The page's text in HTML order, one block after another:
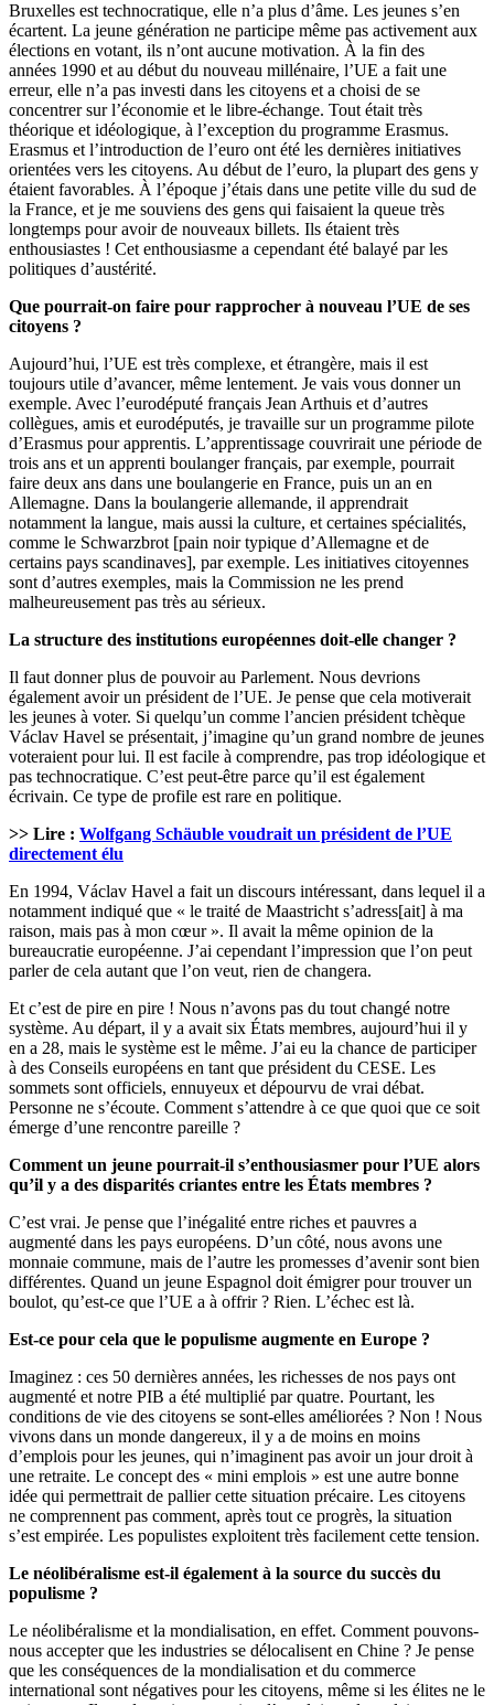
Bruxelles est technocratique, elle n’a plus d’âme. Les jeunes s’en
écartent. La jeune génération ne participe même pas activement aux
élections en votant, ils n’ont aucune motivation. À la fin des
années 1990 et au début du nouveau millénaire, l’UE a fait une
erreur, elle n’a pas investi dans les citoyens et a choisi de se
concentrer sur l’économie et le libre-échange. Tout était très
théorique et idéologique, à l’exception du programme Erasmus.
Erasmus et l’introduction de l’euro ont été les dernières initiatives
orientées vers les citoyens. Au début de l’euro, la plupart des gens y
étaient favorables. À l’époque j’étais dans une petite ville du sud de
la France, et je me souviens des gens qui faisaient la queue très
longtemps pour avoir de nouveaux billets. Ils étaient très
enthousiastes ! Cet enthousiasme a cependant été balayé par les
politiques d’austérité.
Que pourrait-on faire pour rapprocher à nouveau l’UE de ses
citoyens ?
Aujourd’hui, l’UE est très complexe, et étrangère, mais il est
toujours utile d’avancer, même lentement. Je vais vous donner un
exemple. Avec l’eurodéputé français Jean Arthuis et d’autres
collègues, amis et eurodéputés, je travaille sur un programme pilote
d’Erasmus pour apprentis. L’apprentissage couvrirait une période de
trois ans et un apprenti boulanger français, par exemple, pourrait
faire deux ans dans une boulangerie en France, puis un an en
Allemagne. Dans la boulangerie allemande, il apprendrait
notamment la langue, mais aussi la culture, et certaines spécialités,
comme le Schwarzbrot [pain noir typique d’Allemagne et de
certains pays scandinaves], par exemple. Les initiatives citoyennes
sont d’autres exemples, mais la Commission ne les prend
malheureusement pas très au sérieux.
La structure des institutions européennes doit-elle changer ?
Il faut donner plus de pouvoir au Parlement. Nous devrions
également avoir un président de l’UE. Je pense que cela motiverait
les jeunes à voter. Si quelqu’un comme l’ancien président tchèque
Václav Havel se présentait, j’imagine qu’un grand nombre de jeunes
voteraient pour lui. Il est facile à comprendre, pas trop idéologique et
pas technocratique. C’est peut-être parce qu’il est également
écrivain. Ce type de profile est rare en politique.
>> Lire : Wolfgang Schäuble voudrait un président de l’UE
directement élu
En 1994, Václav Havel a fait un discours intéressant, dans lequel il a
notamment indiqué que « le traité de Maastricht s’adress[ait] à ma
raison, mais pas à mon cœur ». Il avait la même opinion de la
bureaucratie européenne. J’ai cependant l’impression que l’on peut
parler de cela autant que l’on veut, rien de changera.
Et c’est de pire en pire ! Nous n’avons pas du tout changé notre
système. Au départ, il y a avait six États membres, aujourd’hui il y
en a 28, mais le système est le même. J’ai eu la chance de participer
à des Conseils européens en tant que président du CESE. Les
sommets sont officiels, ennuyeux et dépourvu de vrai débat.
Personne ne s’écoute. Comment s’attendre à ce que quoi que ce soit
émerge d’une rencontre pareille ?
Comment un jeune pourrait-il s’enthousiasmer pour l’UE alors
qu’il y a des disparités criantes entre les États membres ?
C’est vrai. Je pense que l’inégalité entre riches et pauvres a
augmenté dans les pays européens. D’un côté, nous avons une
monnaie commune, mais de l’autre les promesses d’avenir sont bien
différentes. Quand un jeune Espagnol doit émigrer pour trouver un
boulot, qu’est-ce que l’UE a à offrir ? Rien. L’échec est là.
Est-ce pour cela que le populisme augmente en Europe ?
Imaginez : ces 50 dernières années, les richesses de nos pays ont
augmenté et notre PIB a été multiplié par quatre. Pourtant, les
conditions de vie des citoyens se sont-elles améliorées ? Non ! Nous
vivons dans un monde dangereux, il y a de moins en moins
d’emplois pour les jeunes, qui n’imaginent pas avoir un jour droit à
une retraite. Le concept des « mini emplois » est une autre bonne
idée qui permettrait de pallier cette situation précaire. Les citoyens
ne comprennent pas comment, après tout ce progrès, la situation
s’est empirée. Les populistes exploitent très facilement cette tension.
Le néolibéralisme est-il également à la source du succès du
populisme ?
Le néolibéralisme et la mondialisation, en effet. Comment pouvons-
nous accepter que les industries se délocalisent en Chine ? Je pense
que les conséquences de la mondialisation et du commerce
international sont négatives pour les citoyens, même si les élites ne le